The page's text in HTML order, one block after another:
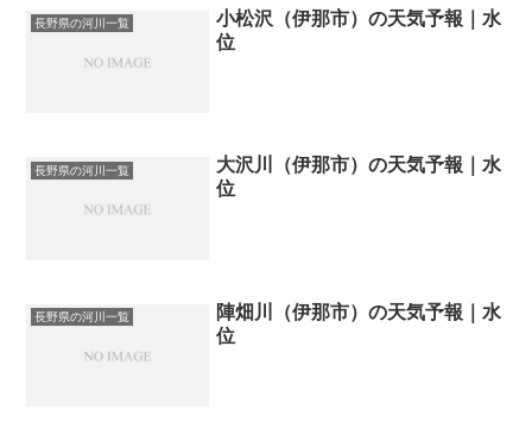
長野県の河川一覧
小松沢（伊那市）の天気予報｜水
位
長野県の河川一覧
大沢川（伊那市）の天気予報｜水
位
長野県の河川一覧
陣畑川（伊那市）の天気予報｜水
位